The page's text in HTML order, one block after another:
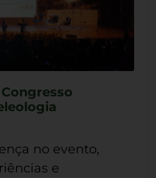
no evento,
e